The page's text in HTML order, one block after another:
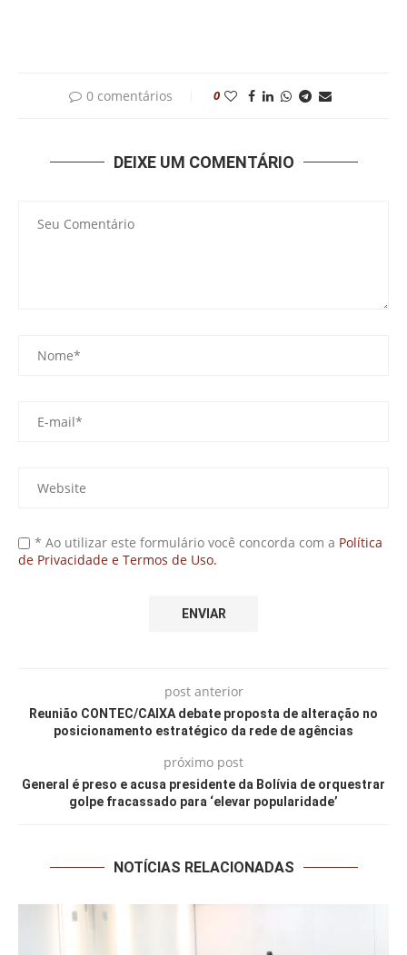
0 comentários 0
DEIXE UM COMENTÁRIO
* Ao utilizar este formulário você concorda com a Política
de Privacidade e Termos de Uso.
post anterior
Reunião CONTEC/CAIXA debate proposta de alteração no
posicionamento estratégico da rede de agências
próximo post
General é preso e acusa presidente da Bolívia de orquestrar
golpe fracassado para ‘elevar popularidade’
NOTÍCIAS RELACIONADAS